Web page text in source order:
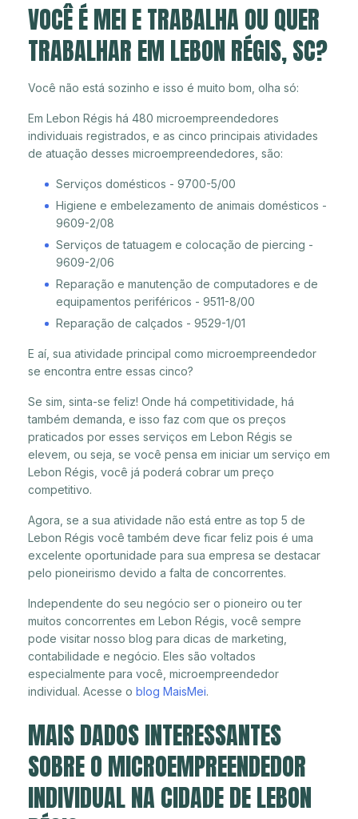
VOCÊ É MEI E TRABALHA OU QUER
TRABALHAR EM LEBON RÉGIS, SC?
Você não está sozinho e isso é muito bom, olha só:
Em Lebon Régis há 480 microempreendedores
individuais registrados, e as cinco principais atividades
de atuação desses microempreendedores, são:
Serviços domésticos - 9700-5/00
Higiene e embelezamento de animais domésticos -
9609-2/08
Serviços de tatuagem e colocação de piercing -
9609-2/06
Reparação e manutenção de computadores e de
equipamentos periféricos - 9511-8/00
Reparação de calçados - 9529-1/01
E aí, sua atividade principal como microempreendedor
se encontra entre essas cinco?
Se sim, sinta-se feliz! Onde há competitividade, há
também demanda, e isso faz com que os preços
praticados por esses serviços em Lebon Régis se
elevem, ou seja, se você pensa em iniciar um serviço em
Lebon Régis, você já poderá cobrar um preço
competitivo.
Agora, se a sua atividade não está entre as top 5 de
Lebon Régis você também deve ficar feliz pois é uma
excelente oportunidade para sua empresa se destacar
pelo pioneirismo devido a falta de concorrentes.
Independente do seu negócio ser o pioneiro ou ter
muitos concorrentes em Lebon Régis, você sempre
pode visitar nosso blog para dicas de marketing,
contabilidade e negócio. Eles são voltados
especialmente para você, microempreendedor
individual. Acesse o blog MaisMei.
MAIS DADOS INTERESSANTES
SOBRE O MICROEMPREENDEDOR
INDIVIDUAL NA CIDADE DE LEBON